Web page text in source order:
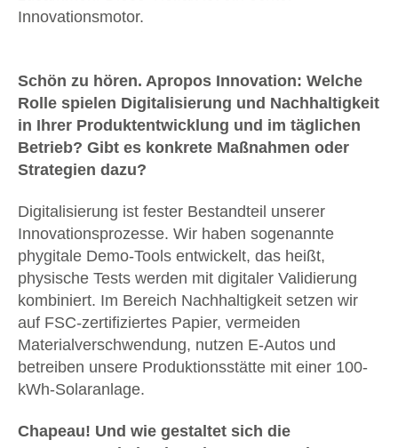
Innovationsmotor.
Schön zu hören. Apropos Innovation: Welche
Rolle spielen Digitalisierung und Nachhaltigkeit
in Ihrer Produktentwicklung und im täglichen
Betrieb? Gibt es konkrete Maßnahmen oder
Strategien dazu?
Digitalisierung ist fester Bestandteil unserer
Innovationsprozesse. Wir haben sogenannte
phygitale Demo-Tools entwickelt, das heißt,
physische Tests werden mit digitaler Validierung
kombiniert. Im Bereich Nachhaltigkeit setzen wir
auf FSC-zertifiziertes Papier, vermeiden
Materialverschwendung, nutzen E-Autos und
betreiben unsere Produktionsstätte mit einer 100-
kWh-Solaranlage.
Chapeau! Und wie gestaltet sich die